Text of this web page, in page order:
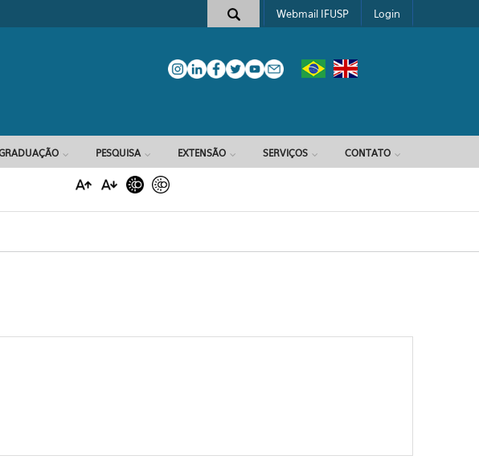
Formulário de busca
Webmail IFUSP Login
PESQUISA EXTENSÃO SERVIÇOS CONTATO